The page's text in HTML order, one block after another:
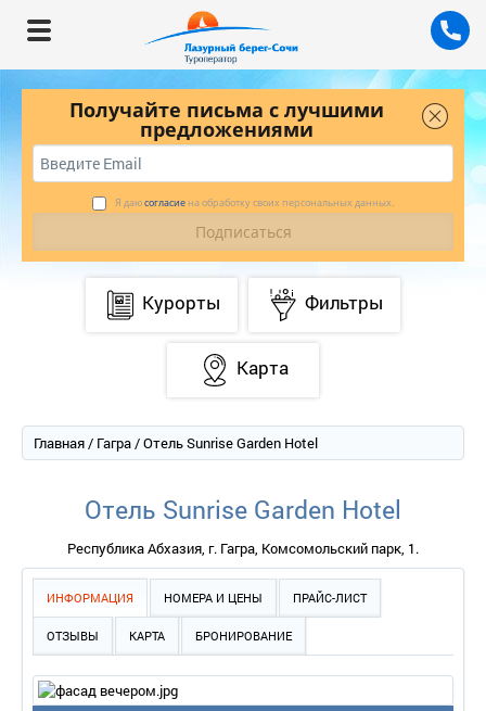
Получайте письма с лучшими
предложениями
Я даюсогласие на обработку своих персональных данных.
Курорты Фильтры
Карта
Главная/ Гагра/ Отель Sunrise Garden Hotel
Отель Sunrise Garden Hotel
Республика Абхазия, г. Гагра, Комсомольский парк, 1.
ИНФОРМАЦИЯ НОМЕРА И ЦЕНЫ ПРАЙС-ЛИСТ
ОТЗЫВЫ КАРТА БРОНИРОВАНИЕ